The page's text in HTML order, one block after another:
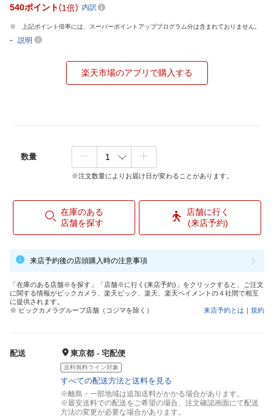
540ポイント 1倍 内訳
上記ポイント倍率には、スーパーポイントアッププログラム分は含まれておりません。
- 説明
楽天市場のアプリで購入する
数量
※注文数量によりお届け日が変わることがあります。
在庫のある
店舗を探す
店舗に行く
(来店予約)
来店予約後の店頭購入時の注意事項
「在庫のある店舗※を探す」「店舗※に行く(来店予約)」をクリックすると、ご注文
に関する情報がビックカメラ、楽天ビック、楽天、楽天ペイメントの４社間で相互
に提供されます。
※ ビックカメラグループ店舗（コジマを除く）
来店予約とは ｜ 規約
配送 東京都 - 宅配便
送料無料ライン対象
すべての配送方法と送料を見る
※離島・一部地域は追加送料がかかる場合があります。
※最安送料での配送をご希望の場合、注文確認画面にて配送
方法の変更が必要な場合があります。